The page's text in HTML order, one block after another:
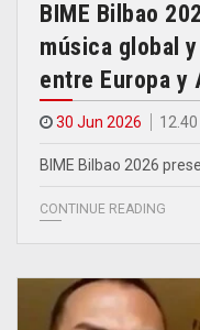
BIME Bilbao
música global
entre Europa y
30 Jun 2026
BIME Bilbao 2026
CONTINUE READING